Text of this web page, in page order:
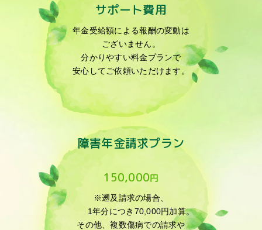
サポート費用
年金受給額による報酬の変動は
ございません。
分かりやすい料金プランで
安心してご依頼いただけます。
障害年金請求プラン
150,000円
※遡及請求の場合、
1年分につき70,000円加算。
その他、複数傷病での請求や